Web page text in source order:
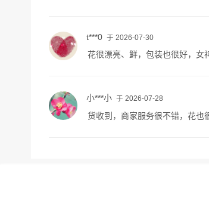
t***0 于 2026-07-30
花很漂亮、鲜，包装也很好，女
小***小 于 2026-07-28
货收到，商家服务很不错，花也